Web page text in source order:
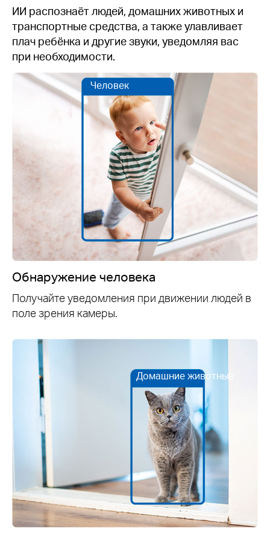
ИИ распознаёт людей, домашних животных и
транспортные средства, а также улавливает
плач ребёнка и другие звуки, уведомляя вас
при необходимости.
Человек
Обнаружение человека
Получайте уведомления при движении людей в
поле зрения камеры.
Домашние животные